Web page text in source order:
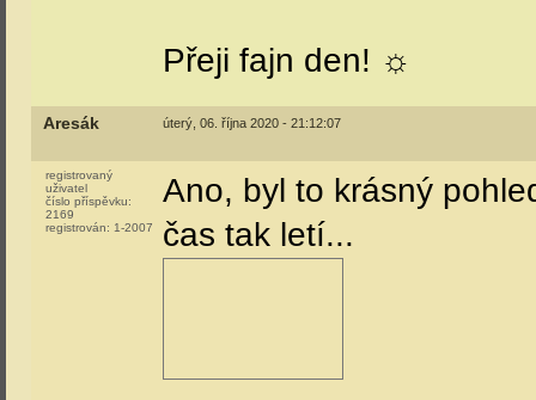
Přeji fajn den! ☼
Aresák úterý, 06. října 2020 - 21:12:07
registrovaný
uživatel
číslo příspěvku:
2169
registrován: 1-2007
Ano, byl to krásný
čas tak letí...